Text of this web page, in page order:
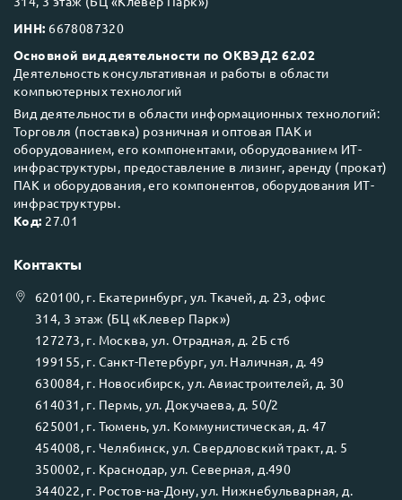
ИНН: 6678087320
Основной вид деятельности по ОКВЭД2 62.02
Деятельность консультативная и работы в области
компьютерных технологий
Вид деятельности в области информационных технологий:
Торговля (поставка) розничная и оптовая ПАК и
оборудованием, его компонентами, оборудованием ИТ-
инфраструктуры, предоставление в лизинг, аренду (прокат)
ПАК и оборудования, его компонентов, оборудования ИТ-
инфраструктуры.
Код: 27.01
Контакты
620100, г. Екатеринбург, ул.Ткачей, д. 23, офис
314, 3 этаж (БЦ «Клевер Парк»)
127273, г. Москва, ул. Отрадная, д. 2Б ст6
199155, г. Санкт-Петербург, ул. Наличная, д. 49
630084, г. Новосибирск, ул. Авиастроителей, д. 30
614031 , г. Пермь, ул. Докучаева, д. 50/2
625001 , г. Тюмень, ул. Коммунистическая, д. 47
454008, г. Челябинск, ул. Свердловский тракт, д. 5
350002, г. Краснодар, ул. Северная, д.490
344022, г. Ростов-на-Дону, ул. Нижнебульварная, д.